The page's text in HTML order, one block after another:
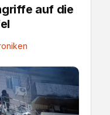
auf die